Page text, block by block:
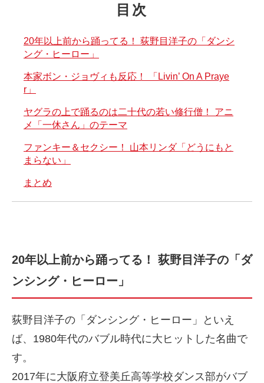
目次
20年以上前から踊ってる！ 荻野目洋子の「ダンシ
ング・ヒーロー」
本家ボン・ジョヴィも反応！ 「Livin’ On A Praye
r」
ヤグラの上で踊るのは二十代の若い修行僧！ アニ
メ「一休さん」のテーマ
ファンキー＆セクシー！ 山本リンダ「どうにもと
まらない」
まとめ
20年以上前から踊ってる！ 荻野目洋子の「ダ
ンシング・ヒーロー」
荻野目洋子の「ダンシング・ヒーロー」といえ
ば、1980年代のバブル時代に大ヒットした名曲で
す。
2017年に大阪府立登美丘高等学校ダンス部がバブ